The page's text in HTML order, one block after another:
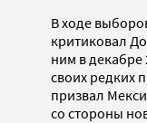
В ходе
критиковал
ним в декабре
своих редких
призвал
со стороны